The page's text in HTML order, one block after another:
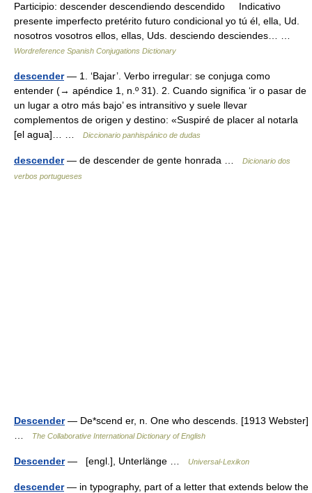
Participio: descender descendiendo descendido Indicativo
presente imperfecto pretérito futuro condicional yo tú él, ella, Ud.
nosotros vosotros ellos, ellas, Uds. desciendo desciendes… …
Wordreference Spanish Conjugations Dictionary
descender— 1. ‘Bajar’. Verbo irregular: se conjuga como
entender (→ apéndice 1, n.º 31). 2. Cuando significa ‘ir o pasar de
un lugar a otro más bajo’ es intransitivo y suele llevar
complementos de origen y destino: «Suspiré de placer al notarla
[el agua]… …
Diccionario panhispánico de dudas
descender— de descender de gente honrada …
Dicionario dos
verbos portugueses
Descender— De*scend er, n. One who descends. [1913 Webster]
The Collaborative International Dictionary of English
Descender— [engl.], Unterlänge … Universal-Lexikon
descender— in typography, part of a letter that extends below the